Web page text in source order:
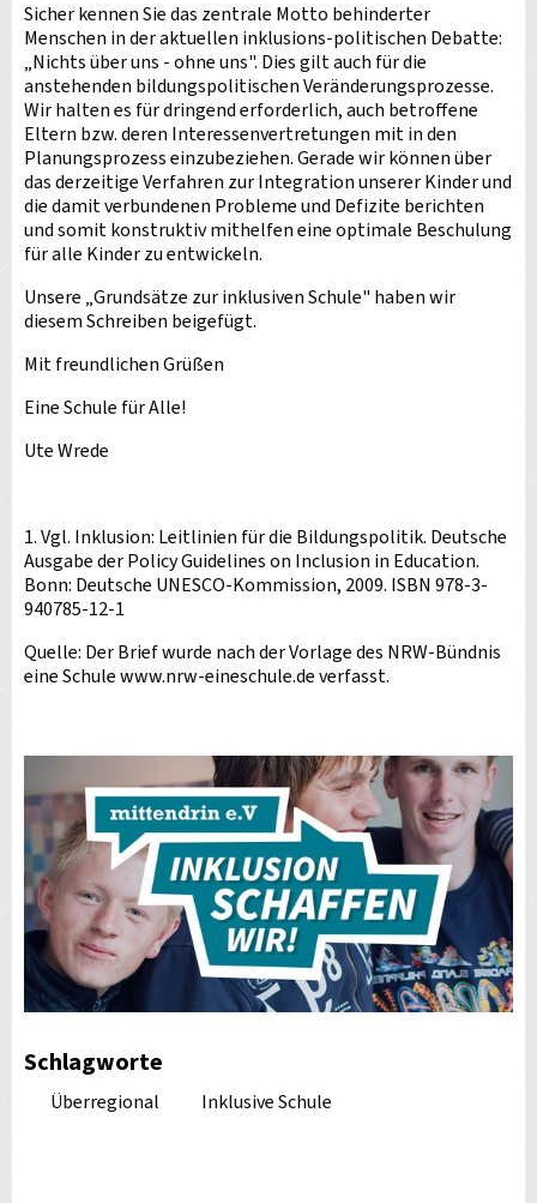
Sicher kennen Sie das zentrale Motto behinderter
Menschen in der aktuellen inklusions-politischen Debatte:
„Nichts über uns - ohne uns". Dies gilt auch für die
anstehenden bildungspolitischen Veränderungsprozesse.
Wir halten es für dringend erforderlich, auch betroffene
Eltern bzw. deren Interessenvertretungen mit in den
Planungsprozess einzubeziehen. Gerade wir können über
das derzeitige Verfahren zur Integration unserer Kinder und
die damit verbundenen Probleme und Defizite berichten
und somit konstruktiv mithelfen eine optimale Beschulung
für alle Kinder zu entwickeln.
Unsere „Grundsätze zur inklusiven Schule" haben wir
diesem Schreiben beigefügt.
Mit freundlichen Grüßen
Eine Schule für Alle!
Ute Wrede
1. Vgl. Inklusion: Leitlinien für die Bildungspolitik. Deutsche
Ausgabe der Policy Guidelines on Inclusion in Education.
Bonn: Deutsche UNESCO-Kommission, 2009. ISBN 978-3-
940785-12-1
Quelle: Der Brief wurde nach der Vorlage des NRW-Bündnis
eine Schule www.nrw-eineschule.de verfasst.
Schlagworte
Überregional Inklusive Schule